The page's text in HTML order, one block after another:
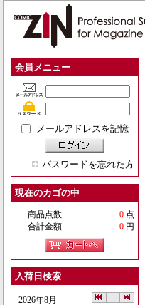
会員メニュー
メールアドレスを記憶
パスワードを忘れた方
現在のカゴの中
商品点数 0 点
合計金額
0 円
入荷日検索
2026年8月